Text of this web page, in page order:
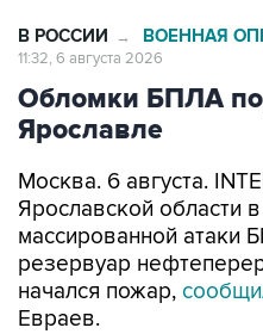
В РОССИИ → ВОЕННАЯ
11:32, 6 августа 2026
Обломки БПЛА
Ярославле
Москва. 6 августа.
Ярославской области
массированной атаки
резервуар
начался пожар,
Евраев.